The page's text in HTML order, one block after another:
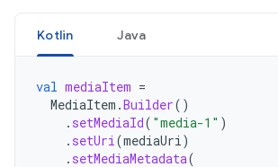
Kotlin Java
val mediaItem =
MediaItem .Builder()
. setMediaId( "media-1" )
. setUri(mediaUri)
. setMediaMetadata(